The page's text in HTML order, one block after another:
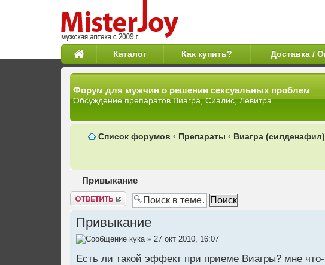
Каталог Как купить? Доставка /
Форум для мужчин о решении сексуальных проблем
Обсуждение препаратов Виагра, Сиалис, Левитра
Список форумов ‹ Препараты ‹ Виагра (силденафил)
Привыкание
Ответить
Привыкание
кука» 27 окт 2010, 16:07
Есть ли такой эффект при приеме Виагры? мне